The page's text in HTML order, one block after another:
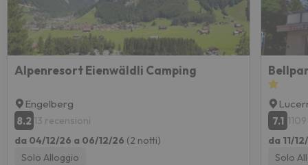
Alpenresort Eienwäldli Camping
Engelberg
8.2 13 recensioni
da 04/12/26 a 06/12/26 (2 notti)
Solo Alloggio
7.1
da 11/
Solo